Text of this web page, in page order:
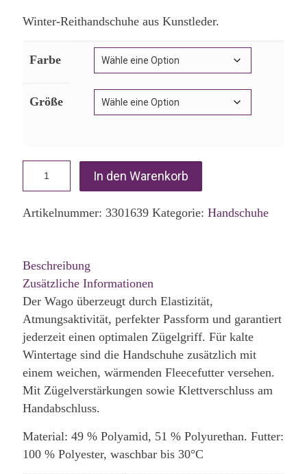
Winter-Reithandschuhe aus Kunstleder.
Farbe
Größe
In den Warenkorb
Artikelnummer: 3301639 Kategorie: Handschuhe
Beschreibung
Zusätzliche Informationen
Der Wago überzeugt durch Elastizität,
Atmungsaktivität, perfekter Passform und garantiert
jederzeit einen optimalen Zügelgriff. Für kalte
Wintertage sind die Handschuhe zusätzlich mit
einem weichen, wärmenden Fleecefutter versehen.
Mit Zügelverstärkungen sowie Klettverschluss am
Handabschluss.
Material: 49 % Polyamid, 51 % Polyurethan. Futter:
100 % Polyester, waschbar bis 30°C